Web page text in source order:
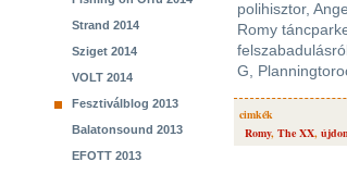
Strand 2014
Sziget 2014
VOLT 2014
Fesztiválblog 2013
Balatonsound 2013
EFOTT 2013
polihisztor,
Romy
G,
cimkék
Romy, The XX,